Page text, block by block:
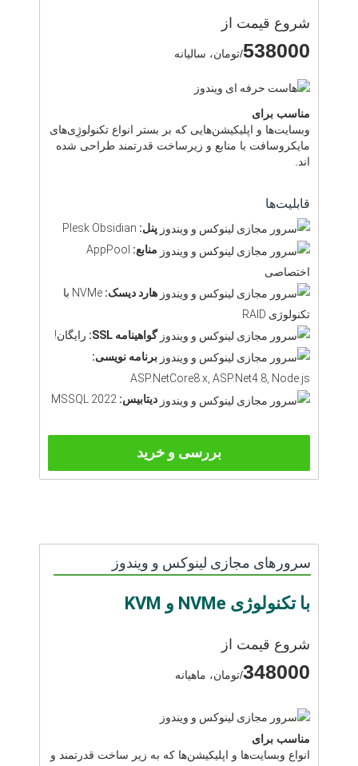
شروع قیمت از
538000/تومان، سالیانه
مناسب برای
وبسایت‌ها و اپلیکیشن‌هایی که بر بستر انواع تکنولوژِی‌های
مایکروسافت با منابع و زیرساخت قدرتمند طراحی شده
اند.
قابلیت‌ها
پنل:
منابع: AppPool
اختصاصی
هارد دیسک:
NVMe با
تکنولوژی RAID
گواهینامه SSL:
رایگان!
برنامه نویسی:
ASP.NetCore8.x, ASP.Net4.8, Node.js
دیتابیس: MSSQL 2022
بررسی و خرید
سرورهای مجازی لینوکس و ویندوز
با تکنولوژی NVMe و KVM
شروع قیمت از
348000/تومان، ماهیانه
مناسب برای
انواع وبسایت‌ها و اپلیکیشن‌ها که به زیر ساخت قدرتمند و